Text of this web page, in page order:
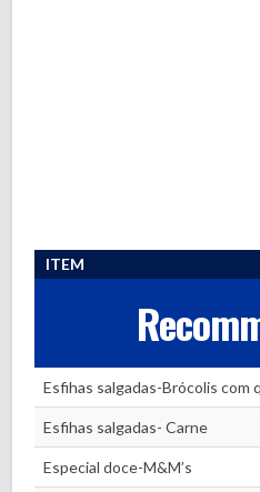
ITEM
Esfihas salgadas-Brócolis com
Esfihas salgadas- Carne
Especial doce-M&M’s